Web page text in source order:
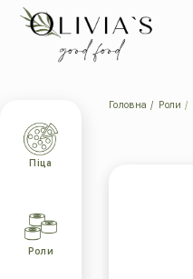
Піца
Роли
Головна Роли